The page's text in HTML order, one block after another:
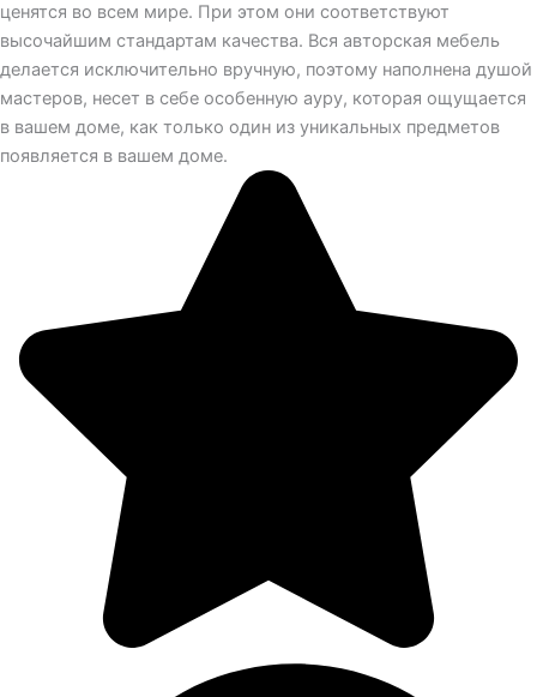
ценятся во всем мире. При этом они соответствуют
высочайшим стандартам качества. Вся авторская мебель
делается исключительно вручную, поэтому наполнена душой
мастеров, несет в себе особенную ауру, которая ощущается
в вашем доме, как только один из уникальных предметов
появляется в вашем доме.